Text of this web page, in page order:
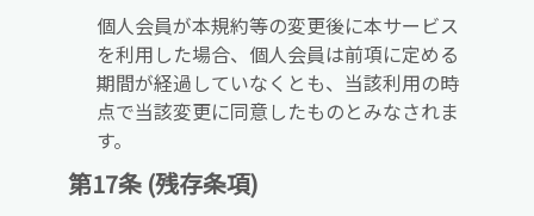
個人会員が本規約等の変更後に本サービス
を利用した場合、個人会員は前項に定める
期間が経過していなくとも、当該利用の時
点で当該変更に同意したものとみなされま
す。
第17条 (残存条項)